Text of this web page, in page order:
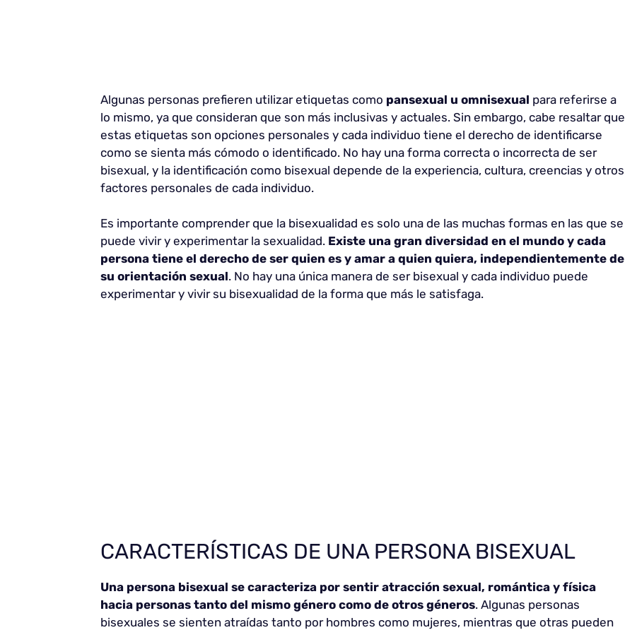
Algunas personas prefieren utilizar etiquetas como pansexual u omnisexual para referirse a
lo mismo, ya que consideran que son más inclusivas y actuales. Sin embargo, cabe resaltar que
estas etiquetas son opciones personales y cada individuo tiene el derecho de identificarse
como se sienta más cómodo o identificado. No hay una forma correcta o incorrecta de ser
bisexual, y la identificación como bisexual depende de la experiencia, cultura, creencias y otros
factores personales de cada individuo.
Es importante comprender que la bisexualidad es solo una de las muchas formas en las que se
puede vivir y experimentar la sexualidad. Existe una gran diversidad en el mundo y cada
persona tiene el derecho de ser quien es y amar a quien quiera, independientemente de
su orientación sexual. No hay una única manera de ser bisexual y cada individuo puede
experimentar y vivir su bisexualidad de la forma que más le satisfaga.
CARACTERÍSTICAS DE UNA PERSONA BISEXUAL
Una persona bisexual se caracteriza por sentir atracción sexual, romántica y física
hacia personas tanto del mismo género como de otros géneros. Algunas personas
bisexuales se sienten atraídas tanto por hombres como mujeres, mientras que otras pueden